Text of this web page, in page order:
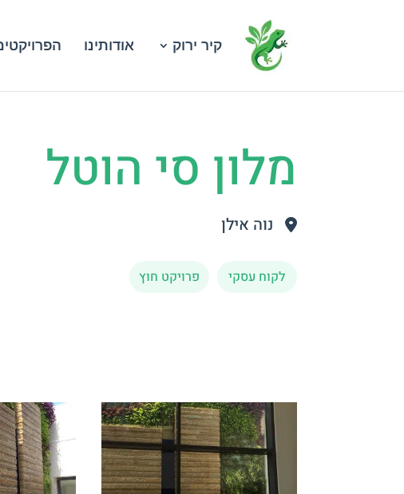
קיר ירוק אודותינו
מלון סי הוטל
נוה אילן
לקוח עסקי פרויקט חוץ